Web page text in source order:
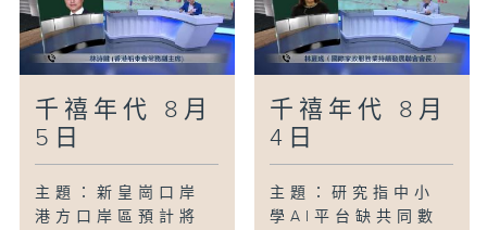
千禧年代 8月
5日
主題：新皇崗口岸
港方口岸區預計將
千禧年代 8月
4日
主題：研究指中小
學AI平台缺共同數